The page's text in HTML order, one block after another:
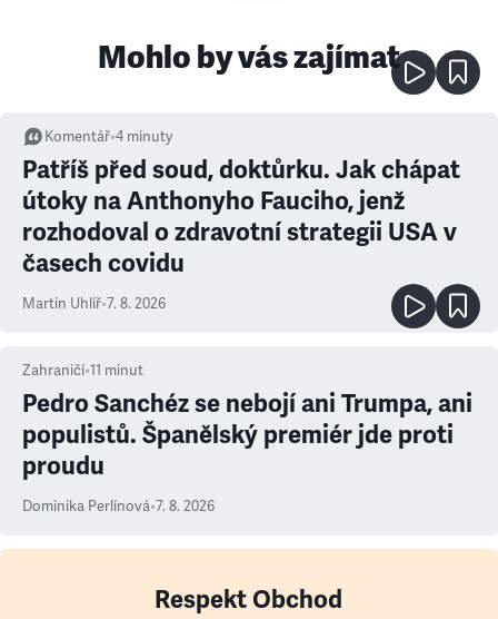
Mohlo by vás zajímat
Komentář•4 minuty
Patříš před soud, doktůrku. Jak chápat
útoky na Anthonyho Fauciho, jenž
rozhodoval o zdravotní strategii USA v
časech covidu
Martin Uhlíř•7. 8. 2026
Zahraničí•11 minut
Pedro Sanchéz se nebojí ani Trumpa, ani
populistů. Španělský premiér jde proti
proudu
Dominika Perlínová•7. 8. 2026
Respekt Obchod